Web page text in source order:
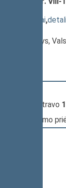
dokumentai,
Komiteto narys,
(užsiregistravo
dėl įstatymo